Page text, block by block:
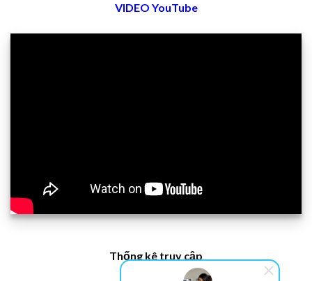
VIDEO YouTube
Thống kê truy cập